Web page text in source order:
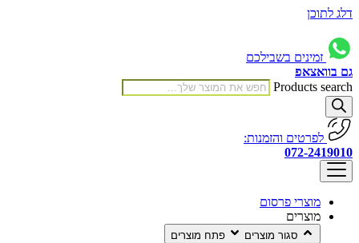
דלג לתוכן
זמינים בשבילכם
גם בוואצאפ
Products search
לפרטים והזמנות:
072-2419010
מוצרי פרסום
מוצרים
סגור מוצרים פתח מוצרים